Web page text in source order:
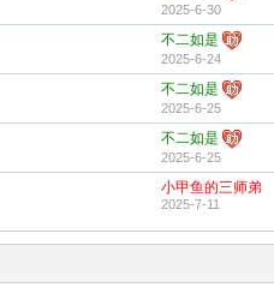
2025-6-30
不二如是
2025-6-24
不二如是
2025-6-25
不二如是
2025-6-25
小甲鱼的三师弟
2025-7-11